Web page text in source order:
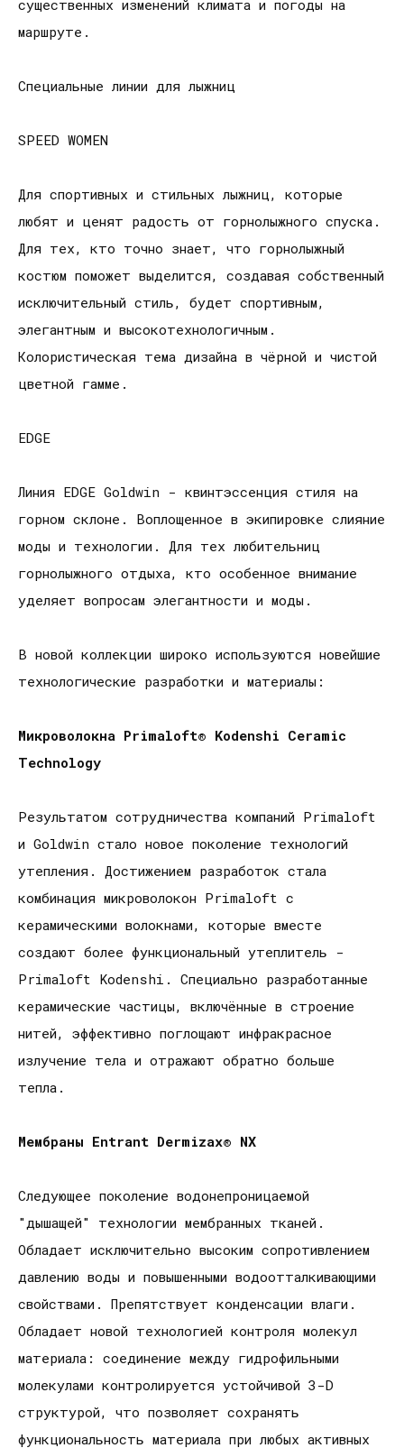
существенных изменений климата и погоды на
маршруте.
Специальные линии для лыжниц
SPEED WOMEN
Для спортивных и стильных лыжниц, которые
любят и ценят радость от горнолыжного спуска.
Для тех, кто точно знает, что горнолыжный
костюм поможет выделится, создавая собственный
исключительный стиль, будет спортивным,
элегантным и высокотехнологичным.
Колористическая тема дизайна в чёрной и чистой
цветной гамме.
EDGE
Линия EDGE Goldwin - квинтэссенция стиля на
горном склоне. Воплощенное в экипировке слияние
моды и технологии. Для тех любительниц
горнолыжного отдыха, кто особенное внимание
уделяет вопросам элегантности и моды.
В новой коллекции широко используются новейшие
технологические разработки и материалы:
Микроволокна Primaloft® Kodenshi Ceramic
Technology
Результатом сотрудничества компаний Primaloft
и Goldwin стало новое поколение технологий
утепления. Достижением разработок стала
комбинация микроволокон Primaloft с
керамическими волокнами, которые вместе
создают более функциональный утеплитель -
Primaloft Kodenshi. Специально разработанные
керамические частицы, включённые в строение
нитей, эффективно поглощают инфракрасное
излучение тела и отражают обратно больше
тепла.
Мембраны Entrant Dermizax® NX
Следующее поколение водонепроницаемой
"дышащей" технологии мембранных тканей.
Обладает исключительно высоким сопротивлением
давлению воды и повышенными водоотталкивающими
свойствами. Препятствует конденсации влаги.
Обладает новой технологией контроля молекул
материала: соединение между гидрофильными
молекулами контролируется устойчивой 3-D
структурой, что позволяет сохранять
функциональность материала при любых активных